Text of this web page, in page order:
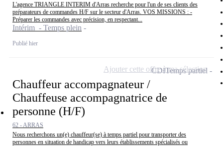
L'agence TRIANGLE INTERIM d'Arras recherche pour l'un de ses clients des
préparateurs de commandes H/F sur le secteur d'Arras. VOS MISSIONS : -
Préparer les commandes avec précision, en respectant...
Intérim - Temps plein
Publié hier
Chauffeur accompagnateur /
Chauffeuse accompagnatrice de
personne (H/F)
62 - ARRAS
Nous recherchons un(e) chauffeur(se) à temps partiel pour transporter des
personnes en situation de handicap vers leurs établissements spécialisés ou
CDITemps partiel
Ajouter cette offre à ma sélection